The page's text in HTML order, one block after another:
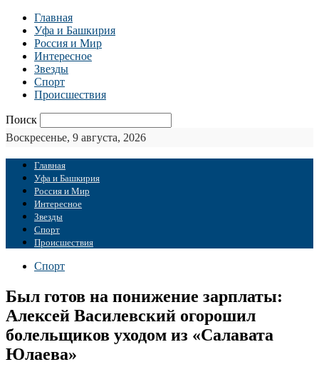
Главная
Уфа и Башкирия
Россия и Мир
Интересное
Звезды
Спорт
Происшествия
Поиск
Воскресенье, 9 августа, 2026
Главная
Уфа и Башкирия
Россия и Мир
Интересное
Звезды
Спорт
Происшествия
Спорт
Был готов на понижение зарплаты:
Алексей Василевский огорошил
болельщиков уходом из «Салавата
Юлаева»